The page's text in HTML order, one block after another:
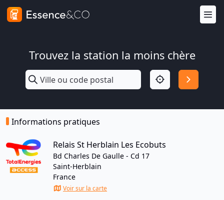
Trouvez la station la moins chère
Informations pratiques
Relais St Herblain Les Ecobuts
Bd Charles De Gaulle - Cd 17
Saint-Herblain
France
Voir sur la carte